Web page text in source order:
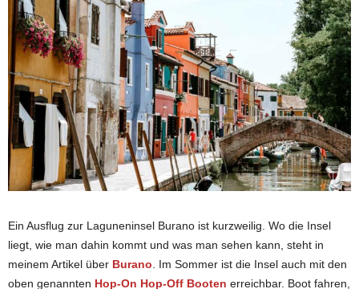
Ein Ausflug zur Laguneninsel Burano ist kurzweilig. Wo die Insel
liegt, wie man dahin kommt und was man sehen kann, steht in
meinem Artikel über Burano . Im Sommer ist die Insel auch mit den
oben genannten Hop-On Hop-Off Booten erreichbar. Boot fahren,